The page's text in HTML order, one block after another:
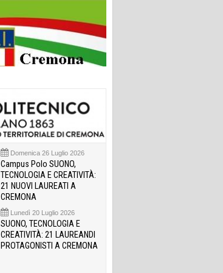
Domenica 26 Luglio 2026
Campus Polo SUONO,
TECNOLOGIA E CREATIVITÀ:
21 NUOVI LAUREATI A
CREMONA
Lunedì 20 Luglio 2026
SUONO, TECNOLOGIA E
CREATIVITÀ: 21 LAUREANDI
PROTAGONISTI A CREMONA